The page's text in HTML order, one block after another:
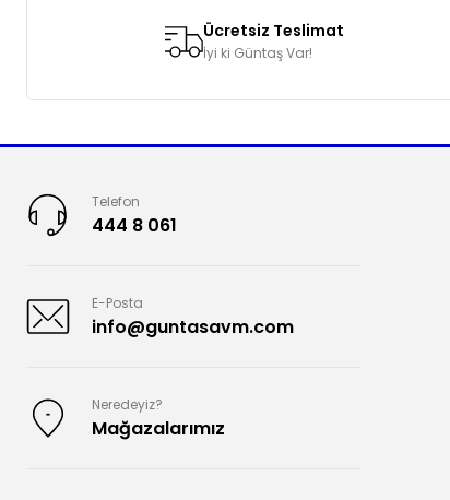
Ücretsiz Teslimat
İyi ki Güntaş Var!
Telefon
444 8 061
E-Posta
info@guntasavm.com
Neredeyiz?
Mağazalarımız